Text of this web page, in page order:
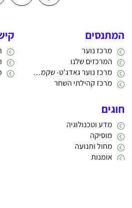
המתנסים
מרכז נוער
המרכזים שלנו
מרכז נוער גאדג'ט- שקמה 22
מרכז קהילתי השחר
חוגים
מדע וטכנולוגיה
מוסיקה
מחול ותנועה
אומנות